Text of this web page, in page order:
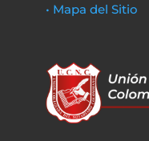
• Mapa del Sitio